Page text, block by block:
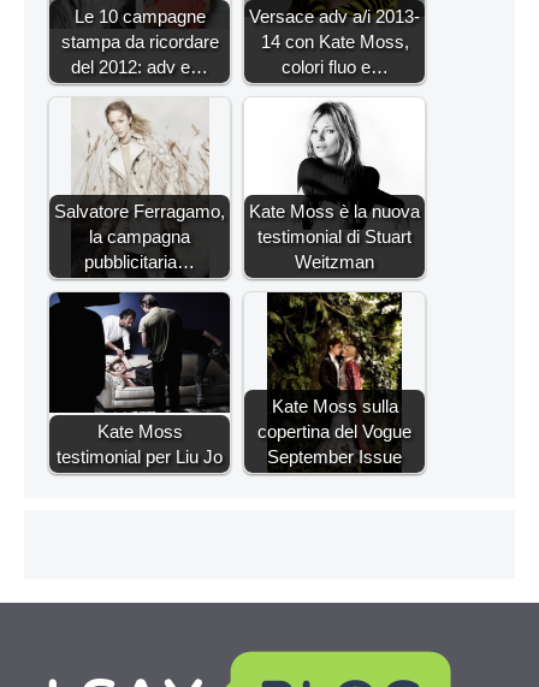
Le 10 campagne
stampa da ricordare
del 2012: adv e…
Versace adv a/i 2013-
14 con Kate Moss,
colori fluo e…
Salvatore Ferragamo,
la campagna
pubblicitaria…
Kate Moss è la nuova
testimonial di Stuart
Weitzman
Kate Moss
testimonial per Liu Jo
Kate Moss sulla
copertina del Vogue
September Issue